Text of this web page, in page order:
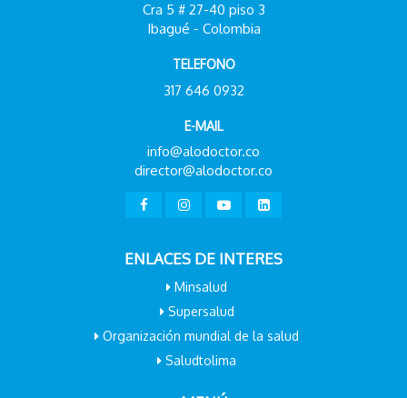
Cra 5 # 27-40 piso 3
Ibagué - Colombia
TELEFONO
317 646 0932
E-MAIL
info@alodoctor.co
director@alodoctor.co
ENLACES DE INTERES
Minsalud
Supersalud
Organización mundial de la salud
Saludtolima